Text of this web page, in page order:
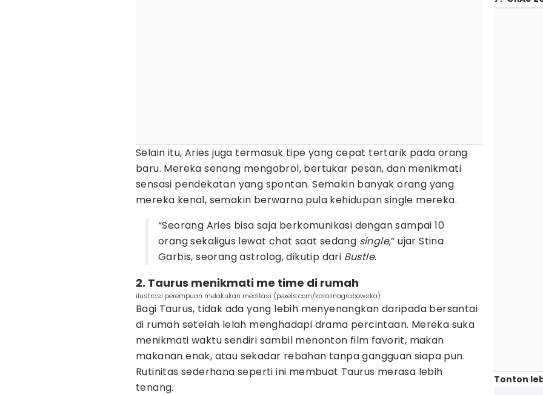
Selain itu, Aries juga termasuk tipe yang cepat tertarik pada orang
baru. Mereka senang mengobrol, bertukar pesan, dan menikmati
sensasi pendekatan yang spontan. Semakin banyak orang yang
mereka kenal, semakin berwarna pula kehidupan single mereka.
“Seorang Aries bisa saja berkomunikasi dengan sampai 10
orang sekaligus lewat chat saat sedang single,” ujar Stina
Garbis, seorang astrolog, dikutip dari Bustle.
2. Taurus menikmati me time di rumah
ilustrasi perempuan melakukan meditasi (pexels.com/karolinagrabowska)
Bagi Taurus, tidak ada yang lebih menyenangkan daripada bersantai
di rumah setelah lelah menghadapi drama percintaan. Mereka suka
menikmati waktu sendiri sambil menonton film favorit, makan
makanan enak, atau sekadar rebahan tanpa gangguan siapa pun.
Rutinitas sederhana seperti ini membuat Taurus merasa lebih
tenang.
Tonton